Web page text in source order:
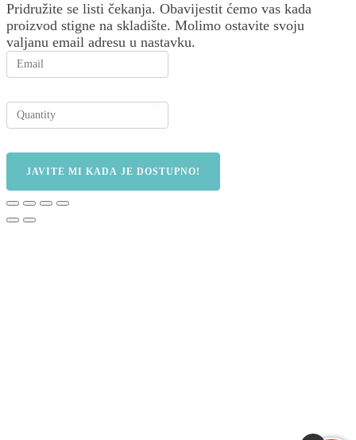
Pridružite se listi čekanja. Obavijestit ćemo vas kada
proizvod stigne na skladište. Molimo ostavite svoju
valjanu email adresu u nastavku.
JAVITE MI KADA JE DOSTUPNO!